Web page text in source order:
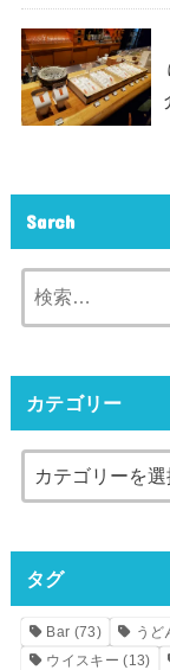
Sarch
カテゴリー
タグ
Bar (73) うど
ウイスキー (13)